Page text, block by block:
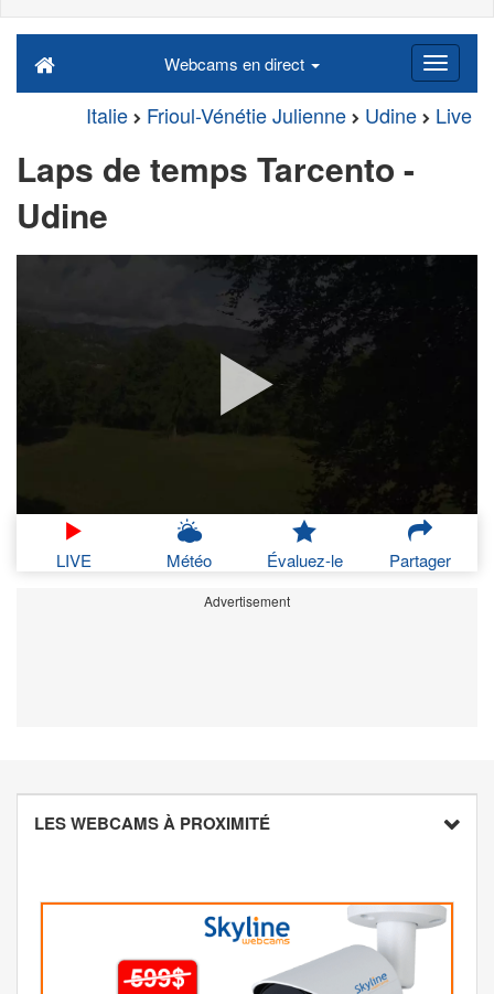
Webcams en direct
Italie Frioul-Vénétie Julienne Udine Live
Laps de temps Tarcento -
Udine
LIVE Météo Évaluez-le Partager
Advertisement
LES WEBCAMS À PROXIMITÉ